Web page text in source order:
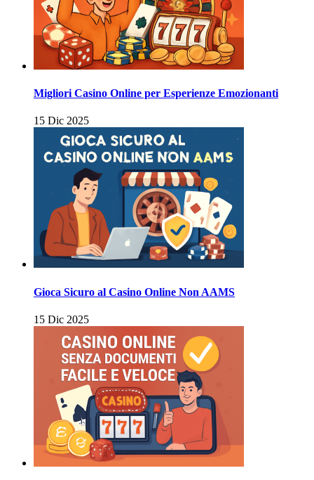
Migliori Casino Online per Esperienze Emozionanti
15 Dic 2025
Gioca Sicuro al Casino Online Non AAMS
15 Dic 2025